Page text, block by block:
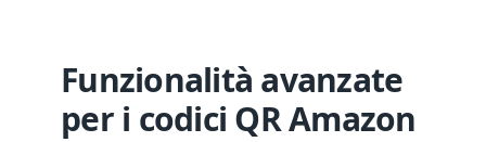
Funzionalità avanzate
per i codici QR Amazon